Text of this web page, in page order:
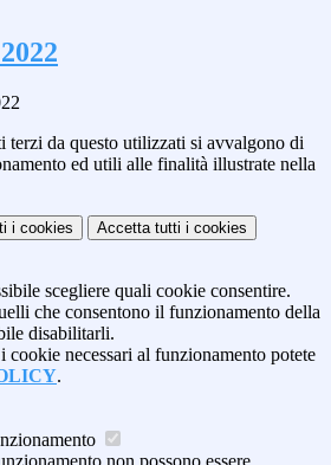
terzi da questo utilizzati si avvalgono di
ed utili alle finalità illustrate nella
i cookies Accetta tutti i cookies
scegliere quali cookie consentire.
che consentono il funzionamento della
disabilitarli.
cookie necessari al funzionamento potete
.
non possono essere